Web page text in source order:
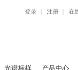
登录 注册 在
光谱标样 产品中心